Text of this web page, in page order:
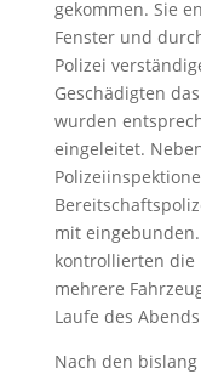
gekommen. Sie
Fenster und
Polizei
Geschädigten
wurden
eingeleitet.
mit
kontrollierten die
mehrere
Laufe des
Nach den